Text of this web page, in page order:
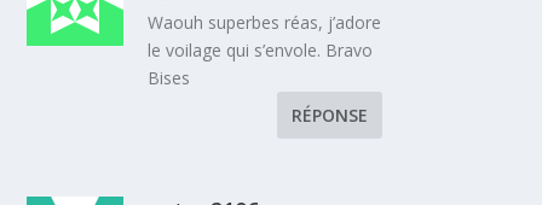
Waouh superbes réas, j’adore
le voilage qui s’envole. Bravo
Bises
RÉPONSE